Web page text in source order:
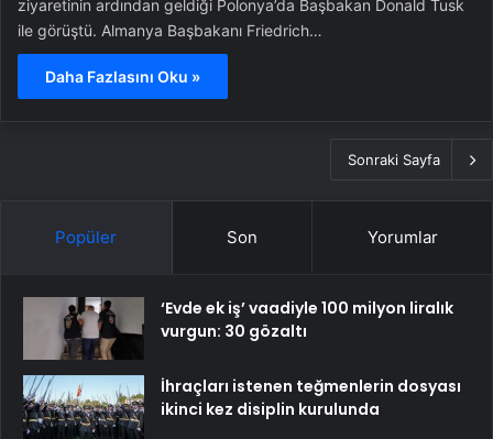
ziyaretinin ardından geldiği Polonya’da Başbakan Donald Tusk
ile görüştü. Almanya Başbakanı Friedrich…
Daha Fazlasını Oku »
Sonraki Sayfa
Popüler Son Yorumlar
‘Evde ek iş’ vaadiyle 100 milyon liralık
vurgun: 30 gözaltı
İhraçları istenen teğmenlerin dosyası
ikinci kez disiplin kurulunda